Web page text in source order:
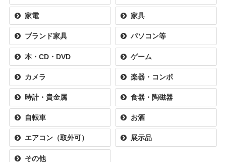
家電 家具
ブランド家具 パソコン等
本・CD・DVD ゲーム
カメラ 楽器・コンボ
時計・貴金属 食器・陶磁器
自転車 お酒
エアコン（取外可） 展示品
その他